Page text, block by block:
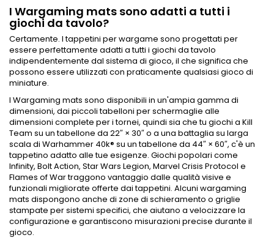
I Wargaming mats sono adatti a tutti i
giochi da tavolo?
Certamente. I tappetini per wargame sono progettati per
essere perfettamente adatti a tutti i giochi da tavolo
indipendentemente dal sistema di gioco, il che significa che
possono essere utilizzati con praticamente qualsiasi gioco di
miniature.
I Wargaming mats sono disponibili in un'ampia gamma di
dimensioni, dai piccoli tabelloni per schermaglie alle
dimensioni complete per i tornei, quindi sia che tu giochi a Kill
Team su un tabellone da 22″ × 30″ o a una battaglia su larga
scala di Warhammer 40k® su un tabellone da 44″ × 60″, c'è un
tappetino adatto alle tue esigenze. Giochi popolari come
Infinity, Bolt Action, Star Wars Legion, Marvel Crisis Protocol e
Flames of War traggono vantaggio dalle qualità visive e
funzionali migliorate offerte dai tappetini. Alcuni wargaming
mats dispongono anche di zone di schieramento o griglie
stampate per sistemi specifici, che aiutano a velocizzare la
configurazione e garantiscono misurazioni precise durante il
gioco.